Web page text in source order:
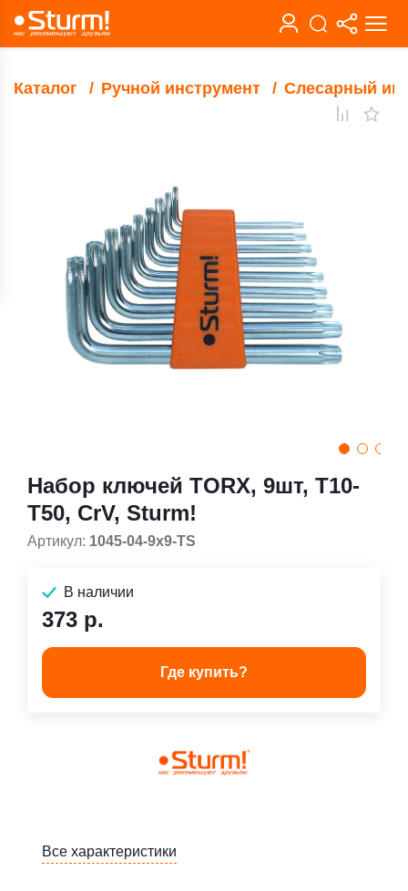
Каталог Ручной инструмент Слесарный
Набор ключей TORX, 9шт, T10-
T50, CrV, Sturm!
Артикул: 1045-04-9x9-TS
В наличии
373 р.
Где купить?
Все характеристики